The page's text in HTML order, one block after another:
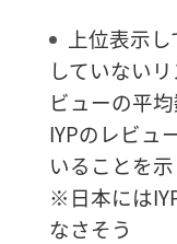
上位表示
していない
ビューの平
IYPのレビュ
いることを示
※日本には
なさそう